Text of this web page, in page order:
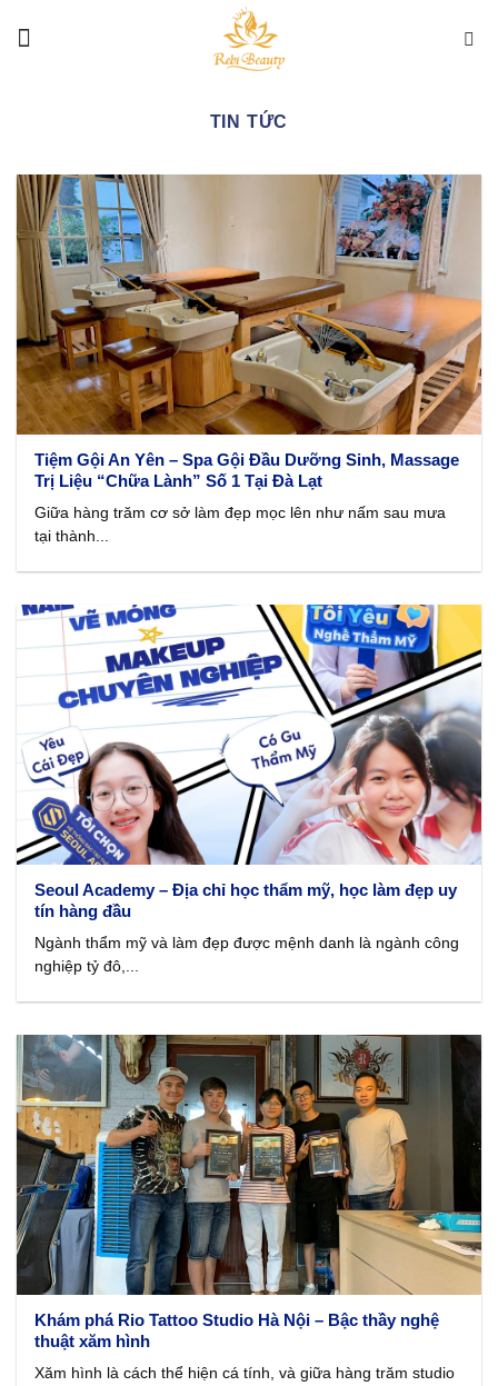
qua
TIN TỨC
Tiệm Gội An Yên – Spa Gội Đầu Dưỡng Sinh, Massage
Trị Liệu “Chữa Lành” Số 1 Tại Đà Lạt
Giữa hàng trăm cơ sở làm đẹp mọc lên như nấm sau mưa
tại thành...
Seoul Academy – Địa chỉ học thẩm mỹ, học làm đẹp uy
tín hàng đầu
Ngành thẩm mỹ và làm đẹp được mệnh danh là ngành công
nghiệp tỷ đô,...
Khám phá Rio Tattoo Studio Hà Nội – Bậc thầy nghệ
thuật xăm hình
Xăm hình là cách thể hiện cá tính, và giữa hàng trăm studio